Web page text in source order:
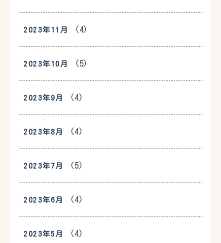
2023年11月 (4)
2023年10月 (5)
2023年9月 (4)
2023年8月 (4)
2023年7月 (5)
2023年6月 (4)
2023年5月 (4)